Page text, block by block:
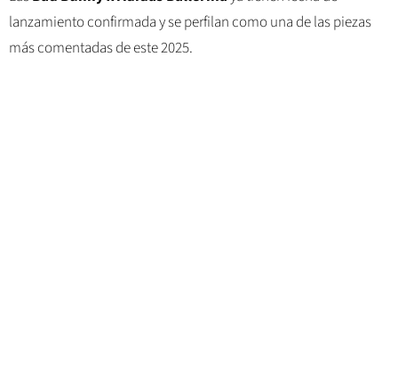
lanzamiento confirmada y se perfilan como una de las piezas
más comentadas de este 2025.